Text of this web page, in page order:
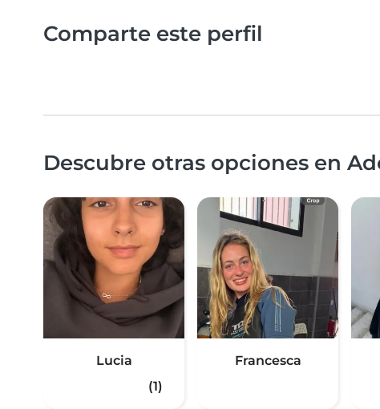
Comparte este perfil
Descubre otras opciones en
Lucia
(1)
Francesca